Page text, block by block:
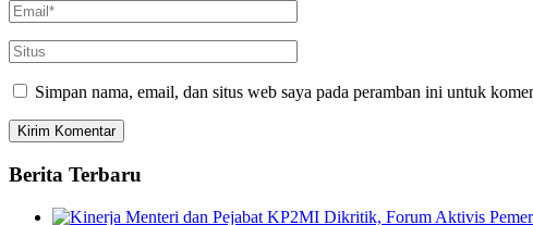
Simpan nama, email, dan situs web saya pada peramban ini untuk
Berita Terbaru